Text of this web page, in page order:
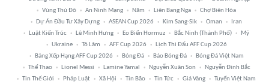
Vùng Thủ Đô
An Ninh Mạng Năm Liên Bang Nga
Chợ Biên Hòa
Dự Án Đầu Tư Xây Dựng
ASEAN Cup 2026 Kim Sang-Sik Oman
Iran
Luật Kiến Trúc
Lê Minh Hưng Eo Biển Hormuz Bắc Ninh (thành Phố)
Mỹ
Ukraine
Tô Lâm AFF Cup 2026
Lịch Thi Đấu AFF Cup 2026
Bảng Xếp Hạng AFF Cup 2026
Bóng Đá Báo Bóng Đá
Bóng Đá Việt Nam
Thể Thao
Lionel Messi Lamine Yamal Nguyễn Xuân Son
Nguyễn Đình Bắc
Tin Thế Giới
Pháp Luật Xã Hội Tin Bão Tin Tức Giá Vàng Tuyển Việt Nam